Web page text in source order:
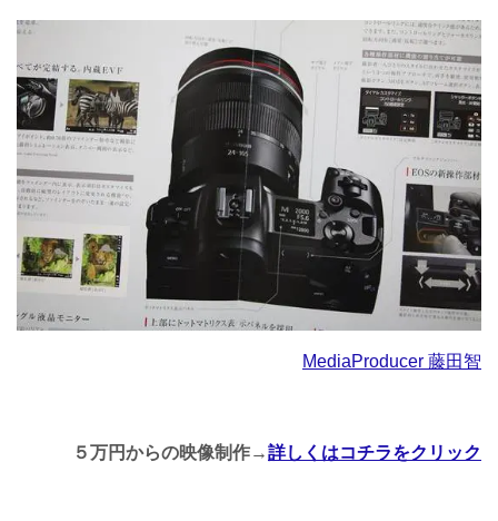
MediaProducer 藤田智
５万円からの映像制作→詳しくはコチラをクリック